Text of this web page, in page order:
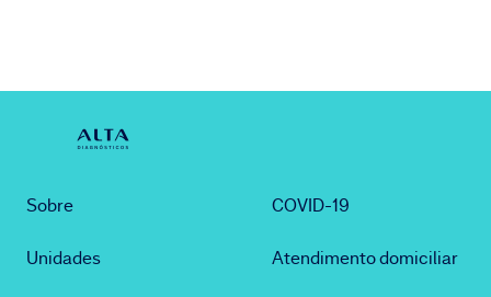
Sobre
Unidades
COVID-19
Atendimento domiciliar